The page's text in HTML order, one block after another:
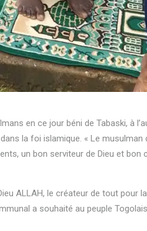
en ce jour béni de Tabaski, à
la foi islamique. « Le
un bon serviteur de Dieu et bon
ALLAH, le créateur de tout pour
a souhaité au peuple